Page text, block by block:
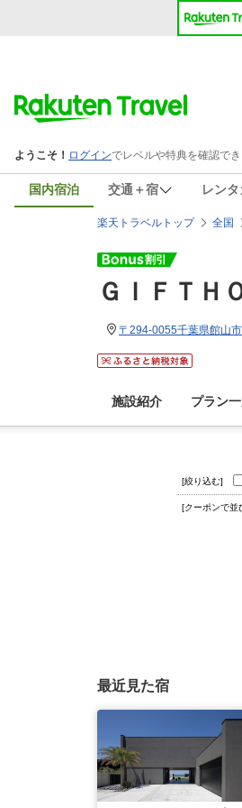
国内宿泊 交通＋宿 レン
楽天トラベルトップ 全国
ＧＩＦＴ
〒294-0055千葉県館
施設紹介 プラン
[絞り込む]
[クーポンで並
最近見た宿